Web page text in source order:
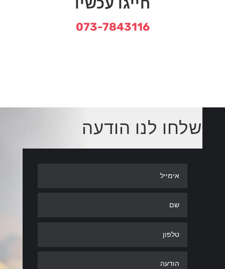
חייגו עכשיו
073-7843116
שלחו לנו הודעה